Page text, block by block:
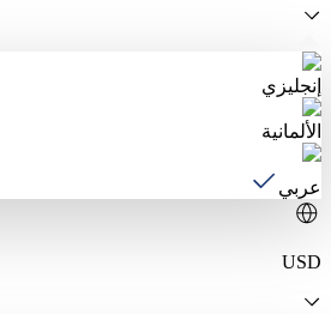
إنجليزي
الألمانية
عربي
USD